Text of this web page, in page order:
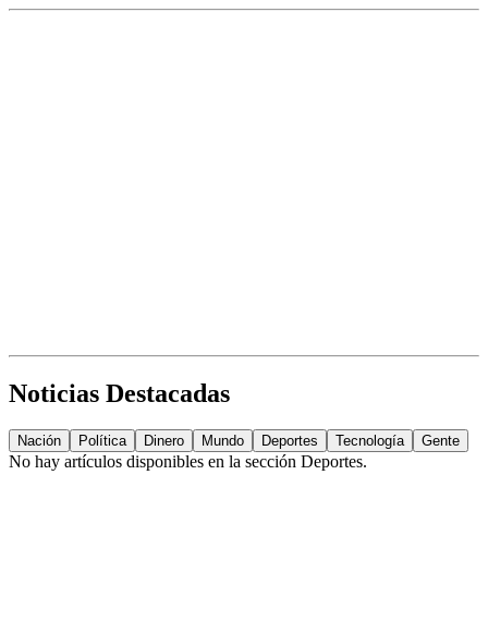
Noticias Destacadas
Nación Política Dinero Mundo Deportes Tecnología Gente
No hay artículos disponibles en la sección Deportes.